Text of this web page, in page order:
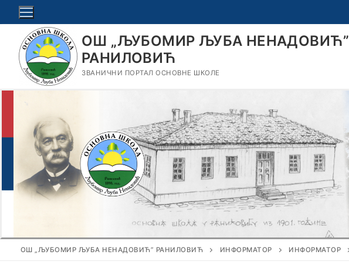
Прескочи
до
садржаја
ОШ „ЉУБОМИР ЉУБА НЕНАДОВИЋ”
РАНИЛОВИЋ
ЗВАНИЧНИ ПОРТАЛ ОСНОВНЕ ШКОЛЕ
ОШ „ЉУБОМИР ЉУБА НЕНАДОВИЋ” РАНИЛОВИЋ ИНФОРМАТОР ИНФОРМАТОР